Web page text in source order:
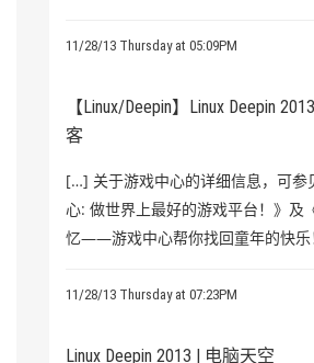
11/28/13 Thursday at 05:09PM
【Linux/Deepin】Linux Deepin
客
[…] 关于游戏中心的详细信息，可参
心: 做世界上最好的游戏平台！》及
忆——游戏中心帮你找回童年的快
11/28/13 Thursday at 07:23PM
Linux Deepin 2013 | 电脑天空